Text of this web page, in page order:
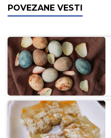
POVEZANE VESTI